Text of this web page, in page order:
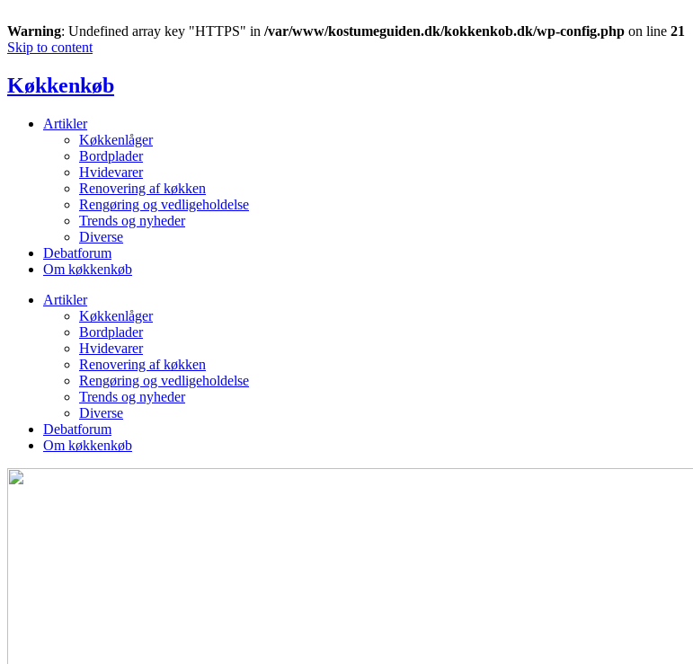
Warning: Undefined array key "HTTPS" in /var/www/kostumeguiden.dk/kokkenkob.dk/wp-config.php on line 21
Skip to content
Køkkenkøb
Artikler
Køkkenlåger
Bordplader
Hvidevarer
Renovering af køkken
Rengøring og vedligeholdelse
Trends og nyheder
Diverse
Debatforum
Om køkkenkøb
Artikler
Køkkenlåger
Bordplader
Hvidevarer
Renovering af køkken
Rengøring og vedligeholdelse
Trends og nyheder
Diverse
Debatforum
Om køkkenkøb